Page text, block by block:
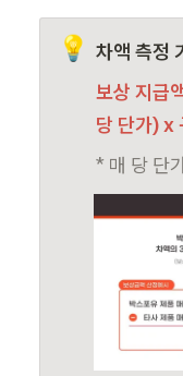
💡 차액 측정
보상 지급
당 단가)
* 매 당 단